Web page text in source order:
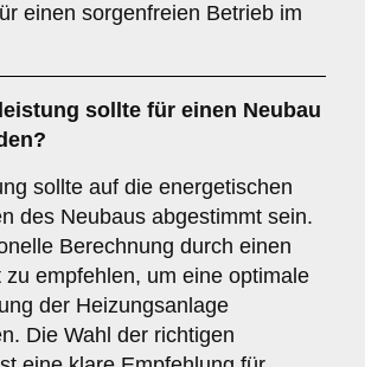
einen sorgenfreien Betrieb im
sollte für einen Neubau
sollte auf die energetischen
des Neubaus abgestimmt sein.
Berechnung durch einen
zu empfehlen, um eine optimale
der Heizungsanlage
Die Wahl der richtigen